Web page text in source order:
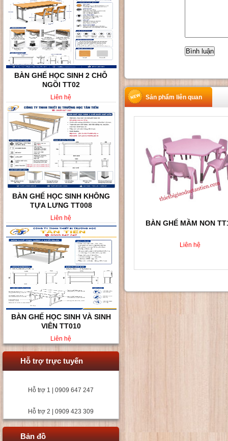
BÀN GHẾ HỌC SINH KHÔNG
TỰA LƯNG TT008
Liên hệ
BÀN GHẾ HỌC SINH VÀ SINH
VIÊN TT010
Liên hệ
BÀN GHẾ HỌC SINH 2 CHỖ
NGỒI TT02
Liên hệ
Hỗ trợ trực tuyến
Hỗ trợ 1 | 0909 647 247
Hỗ trợ 2 | 0909 423 309
Bản đồ
Sản phẩm liên quan
BÀN GHẾ MẦM NON
Liên hệ